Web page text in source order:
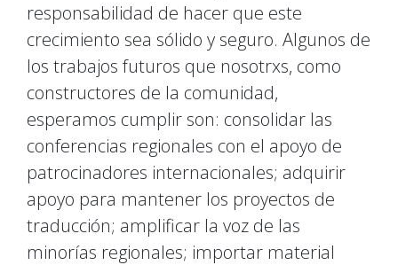
responsabilidad de hacer que este
crecimiento sea sólido y seguro. Algunos de
los trabajos futuros que nosotrxs, como
constructores de la comunidad,
esperamos cumplir son: consolidar las
conferencias regionales con el apoyo de
patrocinadores internacionales; adquirir
apoyo para mantener los proyectos de
traducción; amplificar la voz de las
minorías regionales; importar material